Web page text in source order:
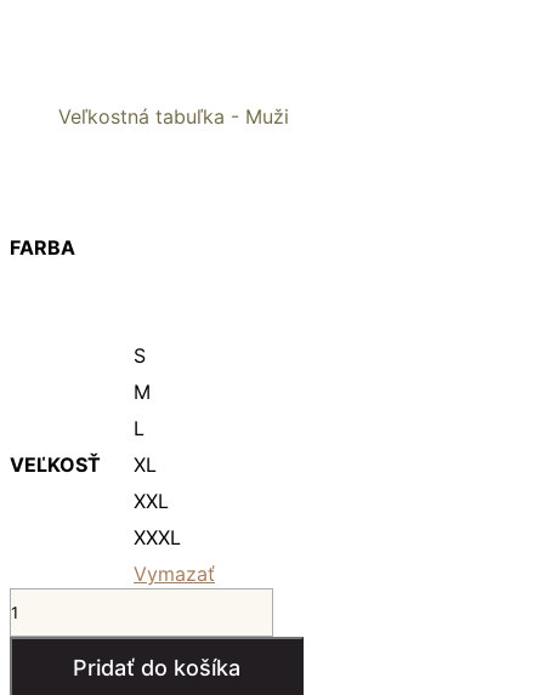
Veľkostná tabuľka - Muži
FARBA
VEĽKOSŤ
S
M
L
XL
XXL
XXXL
Vymazať
UNIKÁT
Pridať do košíka